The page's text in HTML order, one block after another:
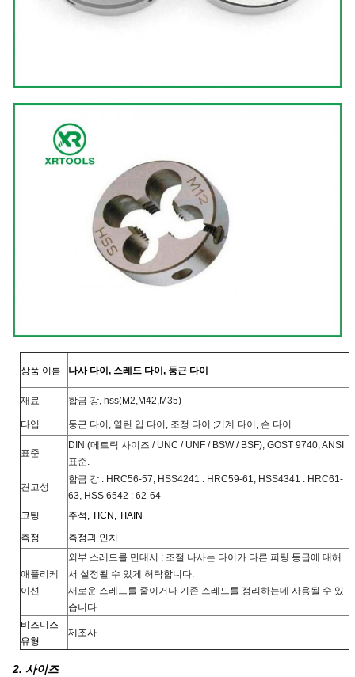
상품 이름 나사 다이, 스레드 다이, 둥근 다이
재료 합금 강, hss(M2,M42,M35)
타입 둥근 다이, 열린 입 다이, 조정 다이 ;기계 다이, 손 다이
표준
DIN (메트릭 사이즈 / UNC / UNF / BSW / BSF), GOST 9740, ANSI
표준.
견고성
합금 강 : HRC56-57, HSS4241 : HRC59-61, HSS4341 : HRC61-
63, HSS 6542 : 62-64
코팅
주석, TICN, TIAIN
측정
측정과 인치
애플리케
이션
외부 스레드를 만대서 ; 조절 나사는 다이가 다른 피팅 등급에 대해
서 설정될 수 있게 허락합니다.
새로운 스레드를 줄이거나 기존 스레드를 정리하는데 사용될 수 있
습니다
비즈니스
유형
제조사
2. 사이즈